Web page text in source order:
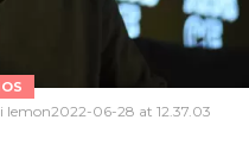
06-28 at 12.37.03